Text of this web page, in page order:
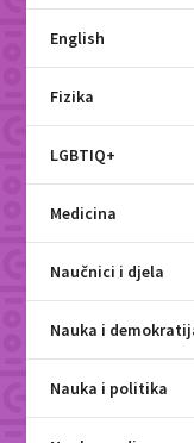
English
Fizika
LGBTIQ+
Medicina
Naučnici i djela
Nauka i
Nauka i politika